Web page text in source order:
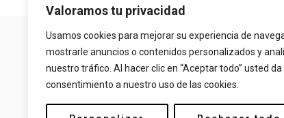
Valoramos tu privacidad
Usamos cookies para mejorar su experiencia de
mostrarle anuncios o contenidos personalizados y
nuestro tráfico. Al hacer clic en “Aceptar todo” usted da
consentimiento a nuestro uso de las cookies.